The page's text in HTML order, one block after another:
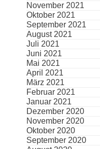
November 2021
Oktober 2021
September 2021
August 2021
Juli 2021
Juni 2021
Mai 2021
April 2021
März 2021
Februar 2021
Januar 2021
Dezember 2020
November 2020
Oktober 2020
September 2020